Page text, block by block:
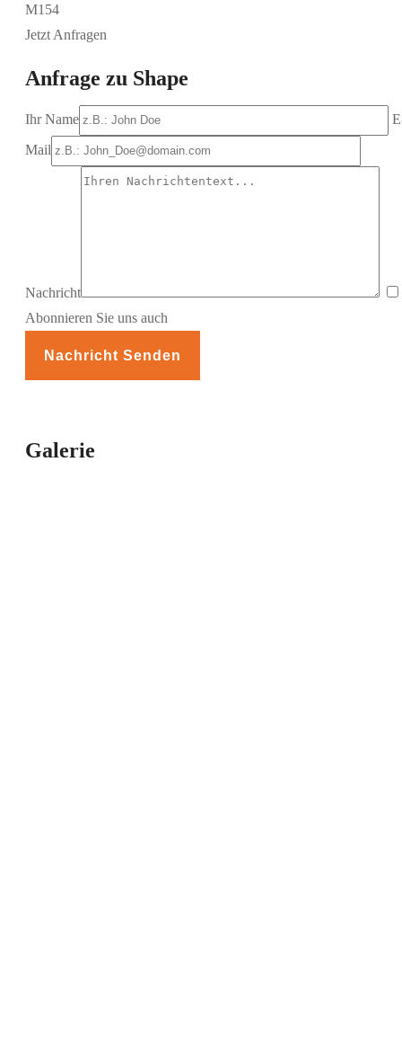
M154
Jetzt Anfragen
Anfrage zu Shape
Ihr Name
Mail
Nachricht
Abonnieren Sie uns auch
Galerie